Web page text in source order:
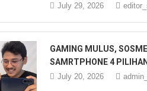
July 29, 2026
GAMING MULUS,
SAMRTPHONE 4
July 20, 2026